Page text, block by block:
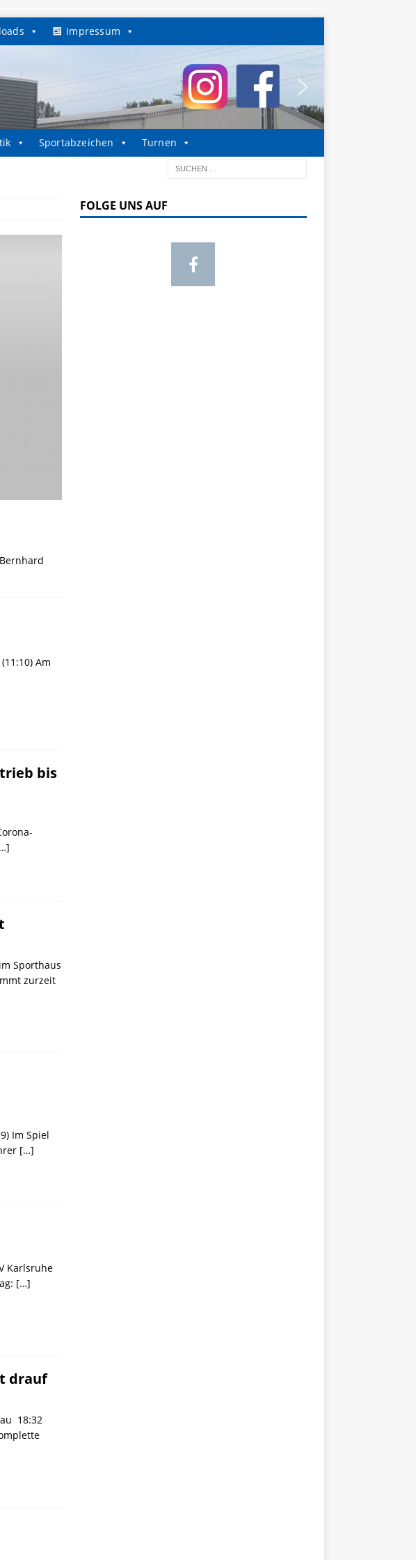
Impressum
Sportabzeichen Turnen
Am
bis
Sporthaus
zurzeit
Im Spiel
[…]
Karlsruhe
[…]
drauf
18:32
FOLGE UNS AUF